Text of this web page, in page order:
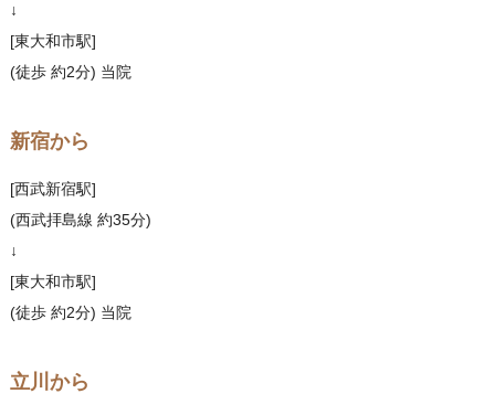
↓
[東大和市駅]
(徒歩 約2分) 当院
新宿から
[西武新宿駅]
(西武拝島線 約35分)
↓
[東大和市駅]
(徒歩 約2分) 当院
立川から